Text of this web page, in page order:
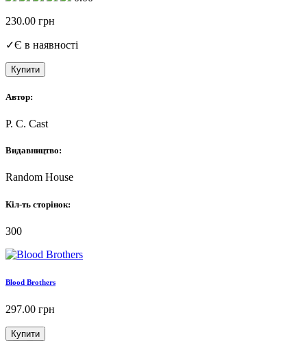
230.00 грн
✓Є в наявності
Купити
Автор:
P. C. Cast
Видавництво:
Random House
Кіл-ть сторінок:
300
Blood Brothers
297.00 грн
Купити